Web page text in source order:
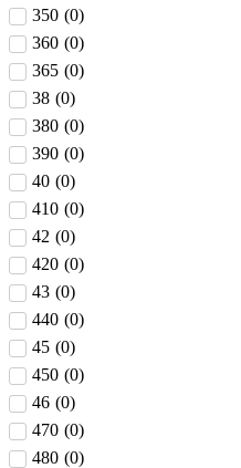
350 (0)
360 (0)
365 (0)
38 (0)
380 (0)
390 (0)
40 (0)
410 (0)
42 (0)
420 (0)
43 (0)
440 (0)
45 (0)
450 (0)
46 (0)
470 (0)
480 (0)